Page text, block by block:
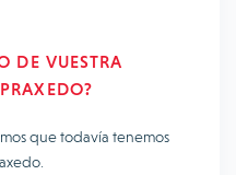
DE VUESTRA
que todavía tenemos